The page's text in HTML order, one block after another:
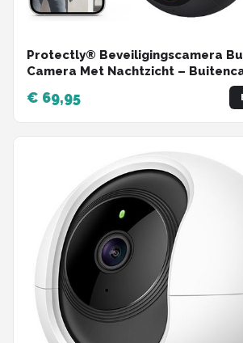
Protectly® Beveiligingscamera
Camera Met Nachtzicht –
Security camera - 3K HD 5MP -
Incl. 64GB SD - Zwart
€ 69,95